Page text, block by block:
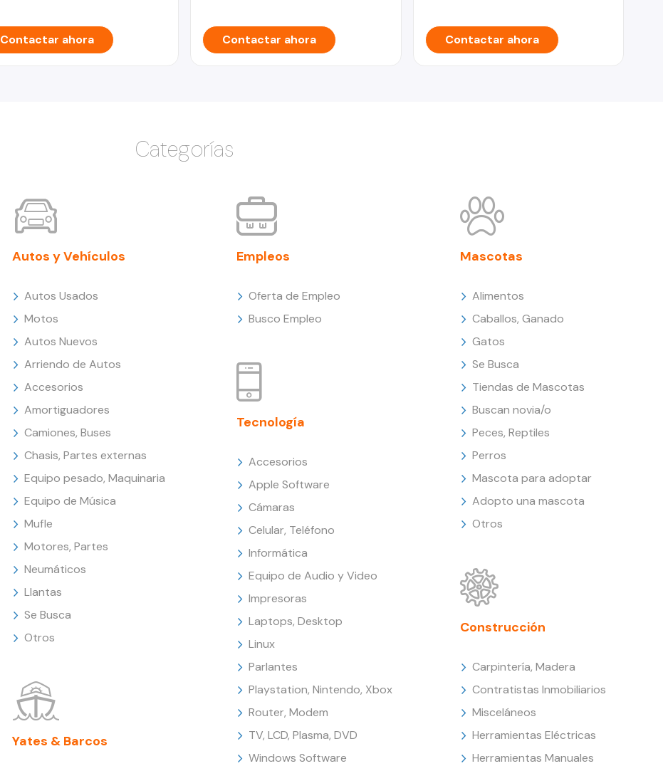
Contactar ahora Contactar ahora Contactar ahora
Categorías
Autos y Vehículos
Autos Usados
Motos
Autos Nuevos
Arriendo de Autos
Accesorios
Amortiguadores
Camiones, Buses
Chasis, Partes externas
Equipo pesado, Maquinaria
Equipo de Música
Mufle
Motores, Partes
Neumáticos
Llantas
Se Busca
Otros
Yates & Barcos
Empleos
Oferta de Empleo
Busco Empleo
Tecnología
Accesorios
Apple Software
Cámaras
Celular, Teléfono
Informática
Equipo de Audio y Video
Impresoras
Laptops, Desktop
Linux
Parlantes
Playstation, Nintendo, Xbox
Router, Modem
TV, LCD, Plasma, DVD
Windows Software
Mascotas
Alimentos
Caballos, Ganado
Gatos
Se Busca
Tiendas de Mascotas
Buscan novia/o
Peces, Reptiles
Perros
Mascota para adoptar
Adopto una mascota
Otros
Construcción
Carpintería, Madera
Contratistas Inmobiliarios
Misceláneos
Herramientas Eléctricas
Herramientas Manuales